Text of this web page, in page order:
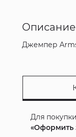
Описание
Джемпер
Для
«Оформить